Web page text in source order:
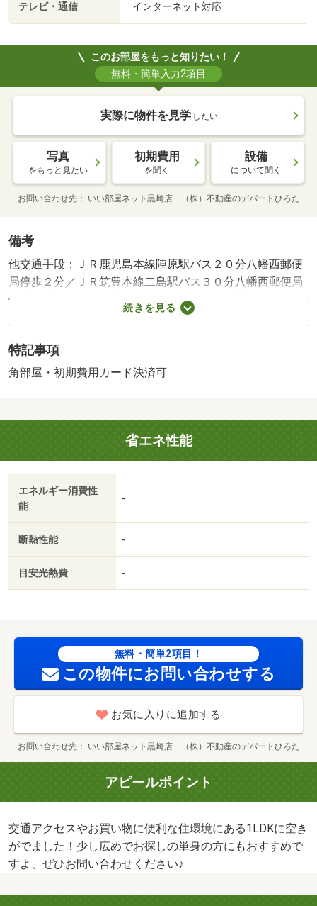
テレビ・通信 インターネット対応
このお部屋をもっと知りたい！
無料・簡単入力2項目
実際に物件を見学 したい
写真
をもっと見たい
初期費用
を聞く
設備
について聞く
お問い合わせ先 いい部屋ネット黒崎店 （株）不動産のデパートひろた
備考
他交通手段：ＪＲ鹿児島本線陣原駅バス２０分八幡西郵便
局停歩２分／ＪＲ筑豊本線二島駅バス３０分八幡西郵便局
停歩２分・バス停が近く、駅へのアクセス便利！ディスカ
ウントストアやイオンタウン黒崎、スーパーやコンビニ等
おすすめですよ、ぜひお問い合わせください♪・バイク置
場：空なし・駐輪場：空なし・仲介手数料：４４，０００
続きを見る
特記事項
角部屋・初期費用カード決済可
省エネ性能
エネルギー消費性
能
-
断熱性能 -
目安光熱費 -
無料・簡単2項目！
この物件にお問い合わせする
お気に入りに追加する
お問い合わせ先 いい部屋ネット黒崎店 （株）不動産のデパートひろた
アピールポイント
交通アクセスやお買い物に便利な住環境にある1LDKに空き
がでました！少し広めでお探しの単身の方にもおすすめで
すよ、ぜひお問い合わせください♪